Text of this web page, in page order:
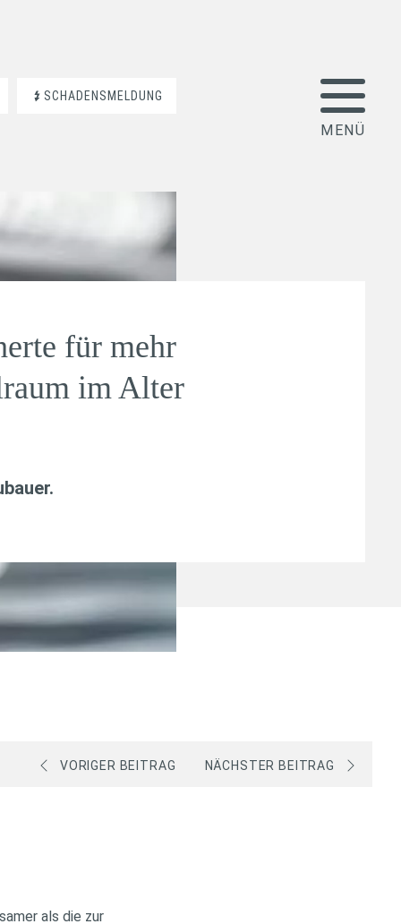
SCHADENSMELDUNG
für mehr
im Alter
.
VORIGER BEITRAG NÄCHSTER BEITRAG
als die zur